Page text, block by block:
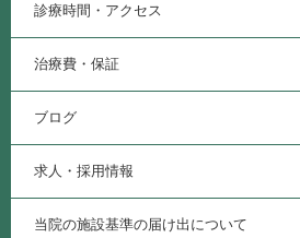
診療時間・アクセス
治療費・保証
ブログ
求人・採用情報
当院の施設基準の届け出について